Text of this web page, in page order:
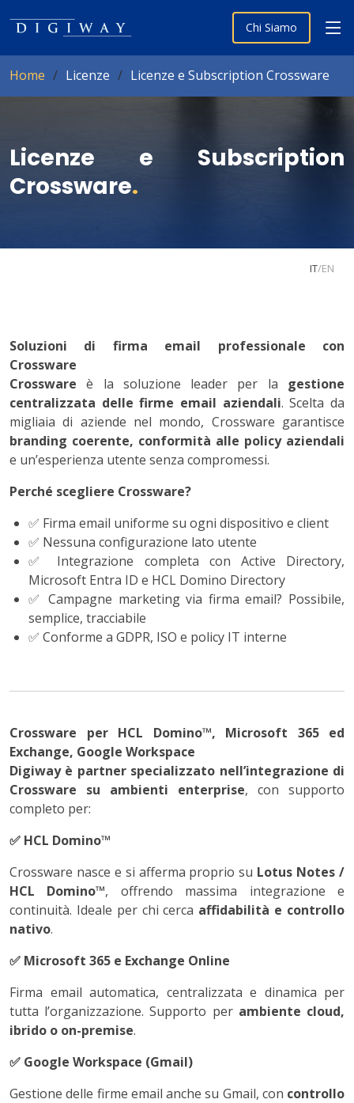
Chi Siamo
Home Licenze Licenze e Subscription Crossware
Licenze e Subscription
Crossware.
IT/EN
Soluzioni di firma email professionale con
Crossware
Crossware è la soluzione leader per la gestione
centralizzata delle firme email aziendali. Scelta da
migliaia di aziende nel mondo, Crossware garantisce
branding coerente, conformità alle policy aziendali
e un’esperienza utente senza compromessi.
Perché scegliere Crossware?
✅ Firma email uniforme su ogni dispositivo e client
✅ Nessuna configurazione lato utente
✅
Integrazione completa con Active Directory,
Microsoft Entra ID e HCL Domino Directory
✅ Campagne marketing via firma email? Possibile,
semplice, tracciabile
✅ Conforme a GDPR, ISO e policy IT interne
Crossware per HCL Domino™, Microsoft 365 ed
Exchange, Google Workspace
Digiway è partner specializzato nell’integrazione di
Crossware su ambienti enterprise, con supporto
completo per:
✅ HCL Domino™
Crossware nasce e si afferma proprio su Lotus Notes /
HCL Domino™, offrendo massima integrazione e
continuità. Ideale per chi cerca affidabilità e controllo
nativo.
✅ Microsoft 365 e Exchange Online
Firma email automatica, centralizzata e dinamica per
tutta l’organizzazione. Supporto per ambiente cloud,
ibrido o on-premise.
✅ Google Workspace (Gmail)
Gestione delle firme email anche su Gmail, con controllo